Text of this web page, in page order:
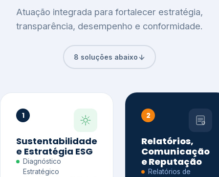
Atuação integrada para fortalecer estratégia,
transparência, desempenho e conformidade.
8 soluções abaixo
1
Sustentabilidade
e Estratégia ESG
Diagnóstico
Estratégico
2
Relatórios,
Comunicação
e Reputação
Relatórios de